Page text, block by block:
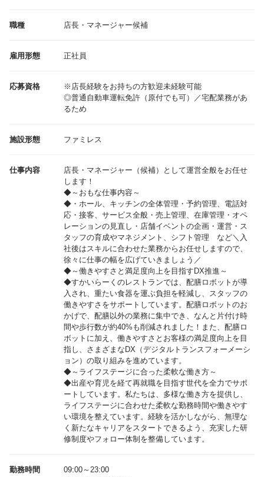
職種 店長・マネージャー候補
雇用形態 正社員
応募資格
※店長経験をお持ちの方歓迎未経験可能
◎普通自動車運転免許（原付でも可）／宅配業務があ
るため
施設形態 ファミレス
仕事内容
店長・マネージャー（候補）として運営全般をお任せ
します！
◆～おもな仕事内容～
◆・ホール、キッチンの全体管理・予約管理、電話対
応・接客、サービス全般・売上管理、在庫管理・オペ
レーションの見直し・店舗イベントの企画・運営・ス
タッフの育成やマネジメント、シフト管理 など＼入
社後はスキルに合わせた業務からお任せしますので、
徐々に仕事の幅を広げていきましょう／
◆～働きやすさと満足度向上を目指すDX推進～
◆すかいらーくのレストランでは、配膳ロボットが導
入され、重たい食器を運ぶ負担を軽減し、スタッフの
働きやすさをサポートしています。配膳ロボットのお
かげで、配膳以外の業務に集中でき、なんと片付け時
間や歩行数が約40%も削減されました！また、配膳ロ
ボットに加え、働きやすさとお客様の満足度向上を目
指し、さまざまなDX（デジタルトランスフォーメーシ
ョン）の取り組みを進めています。
◆～ライフステージに合った柔軟な働き方～
◆出産や育児を経て再就職を目指す世代を全力でサポ
ートしています。私たちは、多様な働き方を提供し、
ライフステージに合わせた柔軟な勤務時間や働きやす
い環境を整えています。経験を活かしながら、無理な
く新たなキャリアをスタートできるよう、充実した研
修制度やフォロー体制を整備しています。
勤務時間
09:00～23:00